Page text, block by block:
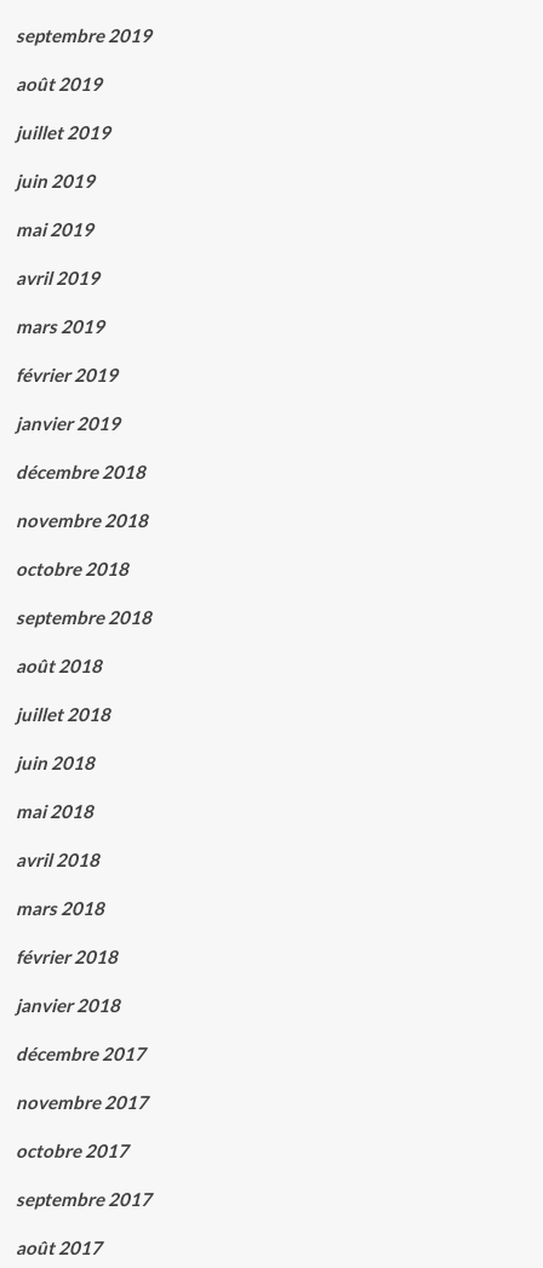
septembre 2019
août 2019
juillet 2019
juin 2019
mai 2019
avril 2019
mars 2019
février 2019
janvier 2019
décembre 2018
novembre 2018
octobre 2018
septembre 2018
août 2018
juillet 2018
juin 2018
mai 2018
avril 2018
mars 2018
février 2018
janvier 2018
décembre 2017
novembre 2017
octobre 2017
septembre 2017
août 2017